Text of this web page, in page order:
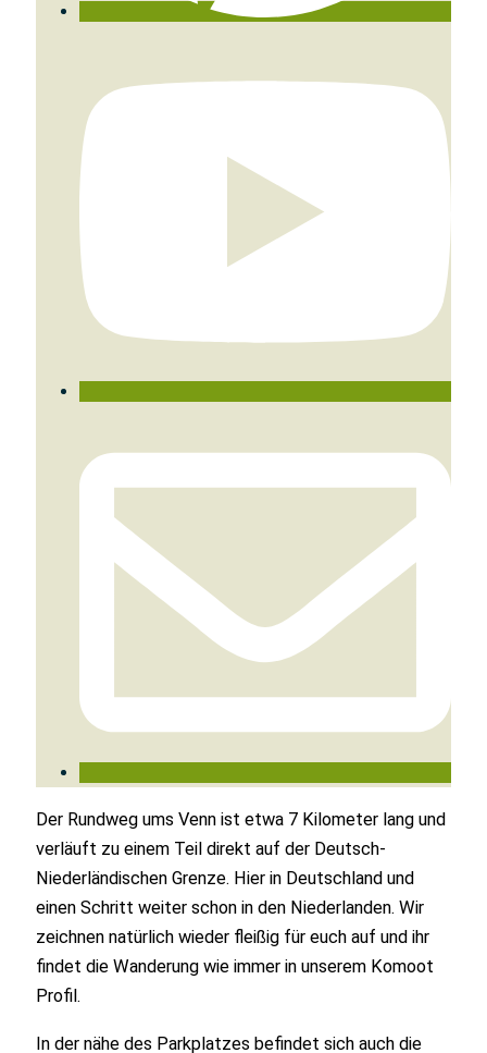
Der Rundweg ums Venn ist etwa 7 Kilometer lang und
verläuft zu einem Teil direkt auf der Deutsch-
Niederländischen Grenze. Hier in Deutschland und
einen Schritt weiter schon in den Niederlanden. Wir
zeichnen natürlich wieder fleißig für euch auf und ihr
findet die Wanderung wie immer in unserem Komoot
Profil.
In der nähe des Parkplatzes befindet sich auch die